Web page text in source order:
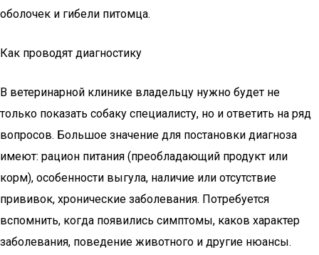
оболочек и гибели питомца.
Как проводят диагностику
В ветеринарной клинике владельцу нужно будет не
только показать собаку специалисту, но и ответить на ряд
вопросов. Большое значение для постановки диагноза
имеют: рацион питания (преобладающий продукт или
корм), особенности выгула, наличие или отсутствие
прививок, хронические заболевания. Потребуется
вспомнить, когда появились симптомы, каков характер
заболевания, поведение животного и другие нюансы.